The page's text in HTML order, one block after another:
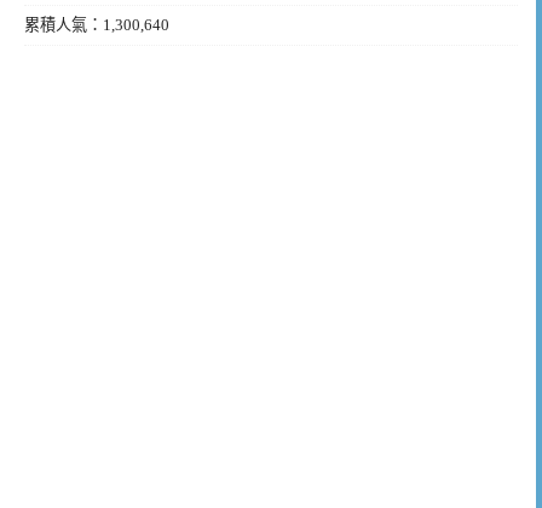
累積人氣：1,300,640